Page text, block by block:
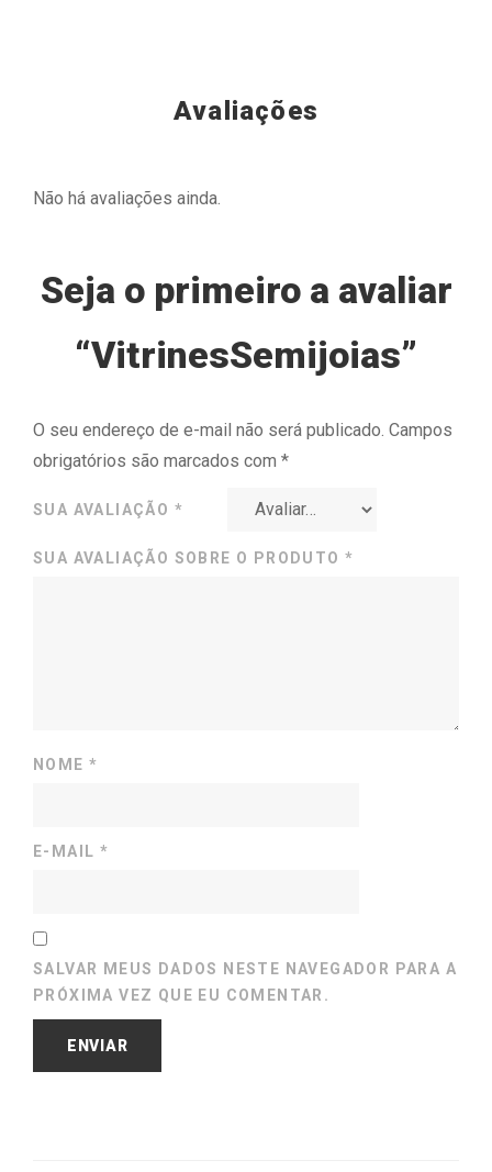
Avaliações
Não há avaliações ainda.
Seja o primeiro a avaliar
“VitrinesSemijoias”
O seu endereço de e-mail não será publicado. Campos
obrigatórios são marcados com *
SUA AVALIAÇÃO *
SUA AVALIAÇÃO SOBRE O PRODUTO *
NOME *
E-MAIL *
SALVAR MEUS DADOS NESTE NAVEGADOR PARA A
PRÓXIMA VEZ QUE EU COMENTAR.